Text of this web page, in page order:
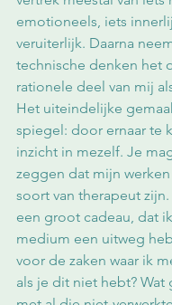
emotioneels, iets
veruiterlijk. Daarna
technische denken het
rationele deel van mij
Het uiteindelijke
spiegel: door ernaar te
inzicht in mezelf. Je
zeggen dat mijn
soort van therapeut
een groot cadeau, dat
medium een uitweg
voor de zaken waar ik
als je dit niet hebt? Wat